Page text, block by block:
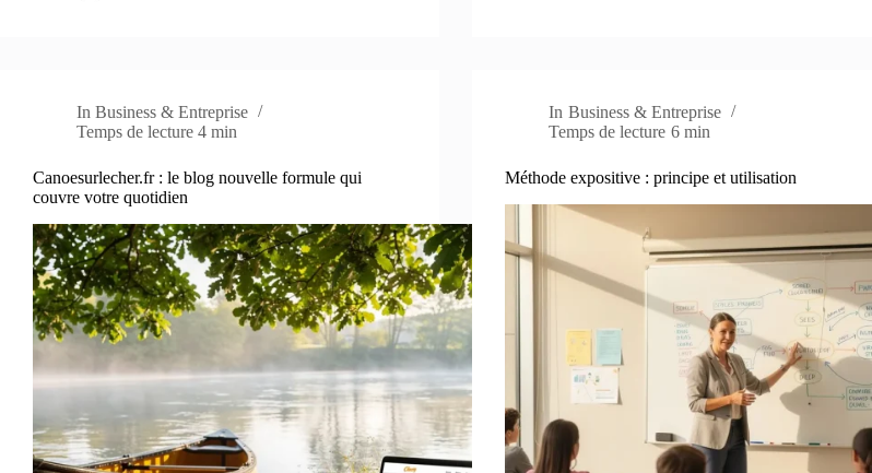
In Business & Entreprise
Temps de lecture 4 min
Canoesurlecher.fr : le blog nouvelle formule qui
couvre votre quotidien
In Business & Entreprise
Temps de lecture 6 min
Méthode expositive : principe et utilisation